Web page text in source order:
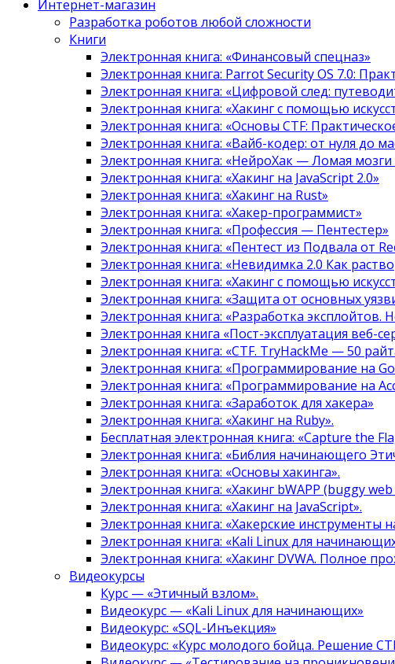
Интернет-магазин
Разработка роботов любой сложности
Книги
Электронная книга: «Финансовый спецназ»
Электронная книга: Parrot Security OS 7.0:
Электронная книга: «Цифровой след:
Электронная книга: «Хакинг с помощью
Электронная книга: «Основы CTF:
Электронная книга: «Вайб-кодер: от нуля до
Электронная книга: «НейроХак — Ломая
Электронная книга: «Хакинг на JavaScript 2.0»
Электронная книга: «Хакинг на Rust»
Электронная книга: «Хакер-программист»
Электронная книга: «Профессия — Пентестер»
Электронная книга: «Пентест из Подвала от
Электронная книга: «Невидимка 2.0 Как
Электронная книга: «Хакинг с помощью
Электронная книга: «Защита от основных
Электронная книга: «Разработка
Электронная книга «Пост-эксплуатация веб-
Электронная книга: «CTF. TryHackMe — 50
Электронная книга: «Программирование на
Электронная книга: «Программирование на
Электронная книга: «Заработок для хакера»
Электронная книга: «Хакинг на Ruby».
Бесплатная электронная книга: «Capture the
Электронная книга: «Библия начинающего
Электронная книга: «Основы хакинга».
Электронная книга: «Хакинг bWAPP (buggy
Электронная книга: «Хакинг на JavaScript».
Электронная книга: «Хакерские инструменты
Электронная книга: «Kali Linux для
Электронная книга: «Хакинг DVWA. Полное
Видеокурсы
Курс — «Этичный взлом».
Видеокурс — «Kali Linux для начинающих»
Видеокурс: «SQL-Инъекция»
Видеокурс: «Курс молодого бойца. Решение